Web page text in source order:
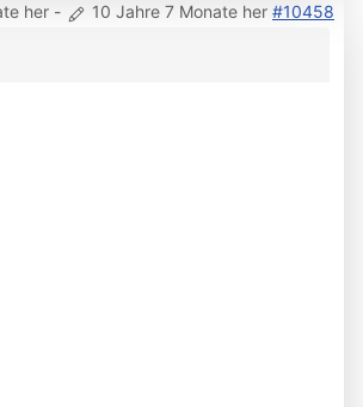
her - 10 Jahre 7 Monate her #10458